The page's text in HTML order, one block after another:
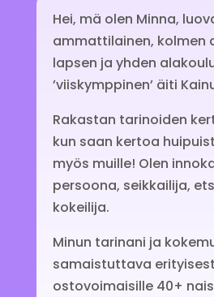
Hei, mä olen Minna,
ammattilainen, kolmen
lapsen ja yhden
’viiskymppinen’ äiti
Rakastan tarinoiden
kun saan kertoa
myös muille! Olen
persoona, seikkailija,
kokeilija.
Minun tarinani ja
samaistuttava
ostovoimaisille 40+